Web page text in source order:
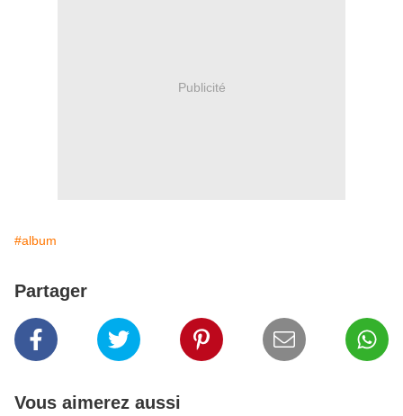
Publicité
#album
Partager
Vous aimerez aussi